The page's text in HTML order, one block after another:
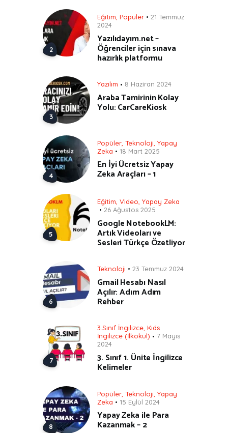
Eğitim Popüler
21 Temmuz
2024
Yazılıdayım.net –
Öğrenciler için sınava
hazırlık platformu
Yazılım 8 Haziran 2024
Araba Tamirinin Kolay
Yolu: CarCareKiosk
Popüler Teknoloji Yapay
Zeka
18 Mart 2025
En İyi Ücretsiz Yapay
Zeka Araçları – 1
Eğitim Video Yapay Zeka
26 Ağustos 2025
Google NotebookLM:
Artık Videoları ve
Sesleri Türkçe Özetliyor
Teknoloji 23 Temmuz 2024
Gmail Hesabı Nasıl
Açılır: Adım Adım
Rehber
3.Sınıf İngilizce, Kids
İngilizce (İlkokul)
7 Mayıs
2024
3. Sınıf 1. Ünite İngilizce
Kelimeler
Popüler Teknoloji Yapay
Zeka
15 Eylül 2024
Yapay Zeka ile Para
Kazanmak – 2